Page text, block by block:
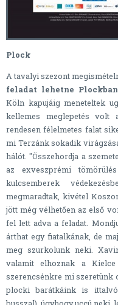
Plock
A tavalyi szezont
feladat lehetne
Köln kapujáig meneteltek
kellemes meglepetés volt
rendesen félelmetes falat
mi Terzánk sokadik
hálót. "Összehordja a
az exveszprémi
kulcsemberek
megmaradtak, kivétel
jött még vélhetően az első
fel lett adva a feladat.
árthat egy fiatalkának, de
meg szurkolunk neki.
valamit elhoznak a
szerencsénkre mi szeretünk
plocki barátkáink is